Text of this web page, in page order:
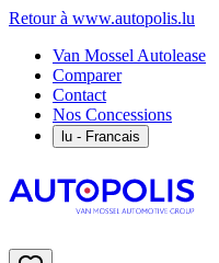
Retour à www.autopolis.lu
Van Mossel Autolease
Comparer
Contact
Nos Concessions
lu - Francais